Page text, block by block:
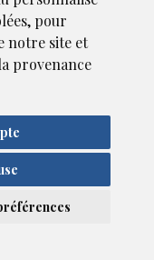
pour
notre site et
provenance
sociaux
ASB DIGITAL